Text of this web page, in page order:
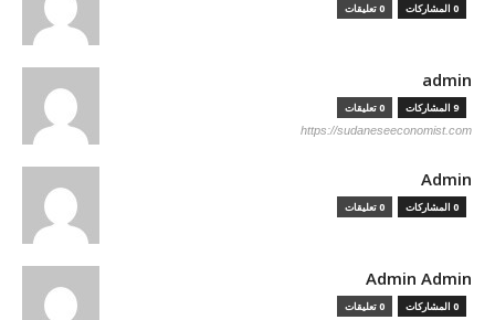
0 المشاركات 0 تعليقات
admin
9 المشاركات 0 تعليقات
https://sudaneseeconomist.com
Admin
0 المشاركات 0 تعليقات
Admin Admin
0 المشاركات 0 تعليقات